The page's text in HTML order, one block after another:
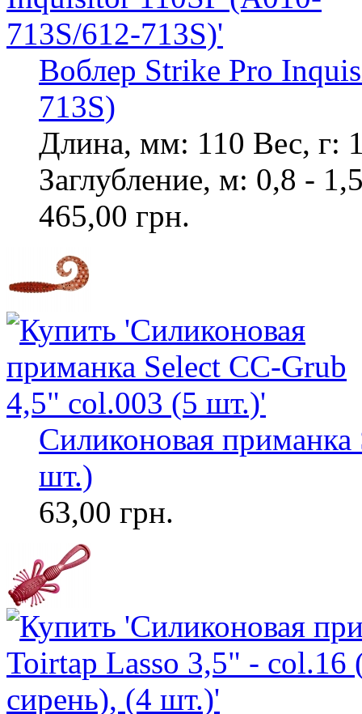
Воблер Strike Pro
713S)
Длина, мм: 110 Вес, г:
Заглубление, м: 0,8 -
465,00 грн.
Силиконовая
шт.)
63,00 грн.